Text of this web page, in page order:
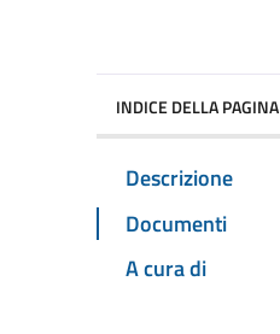
INDICE DELLA PAGINA
Descrizione
Documenti
A cura di